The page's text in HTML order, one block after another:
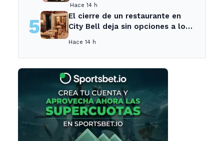
Hace 14 h
5
El cierre de un restaurante en
City Bell deja sin opciones a los
Hace 14 h